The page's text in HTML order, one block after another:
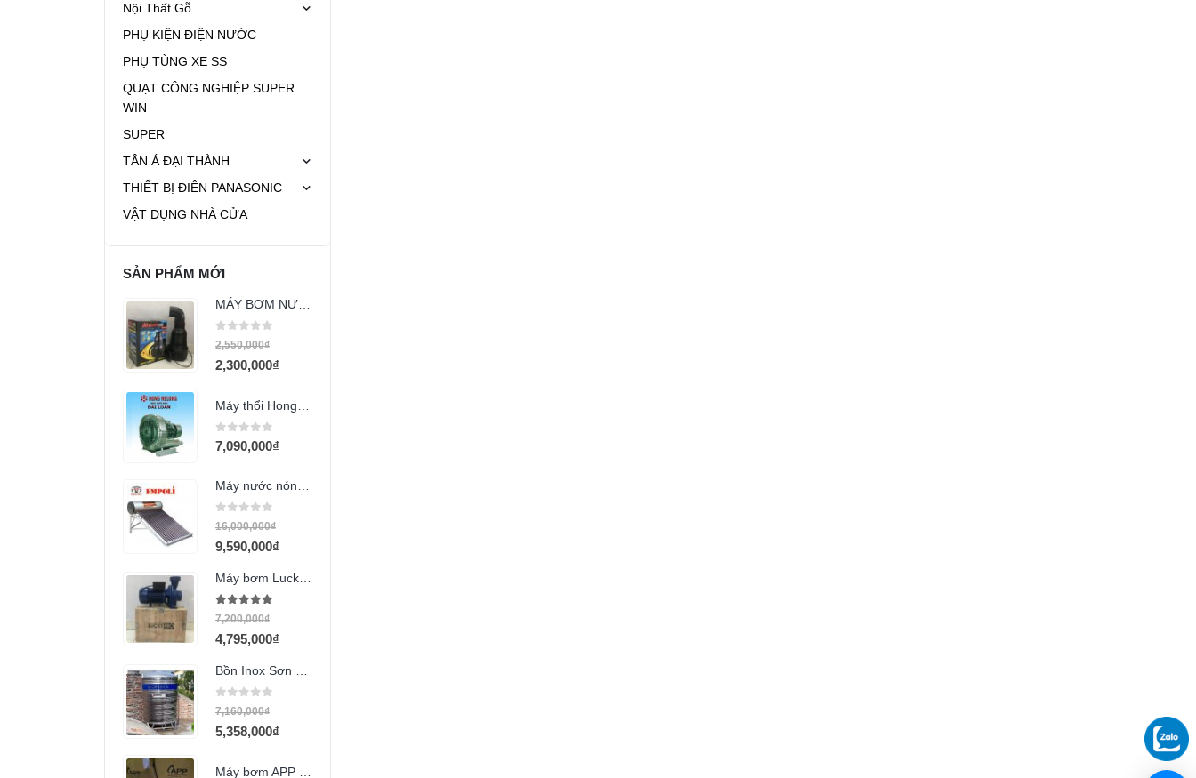
Nội Thất Gỗ
PHỤ KIỆN ĐIỆN NƯỚC
PHỤ TÙNG XE SS
QUẠT CÔNG NGHIỆP SUPER
WIN
SUPER
TÂN Á ĐẠI THÀNH
THIẾT BỊ ĐIÊN PANASONIC
VẬT DỤNG NHÀ CỬA
SẢN PHẨM MỚI
MÁY BƠM NƯỚC ATMAN HAS-25 (150w)
0 out of 5
2,550,000₫
2,300,000₫
0out of 5
7,090,000₫
Máy nước nóng mặt trời Empoli 260l PVDF
0 out of 5
16,000,000₫
9,590,000₫
Máy bơm Lucky Pro 3HP họng 90 (XGM/6A)
5.00out of 5
7,200,000₫
4,795,000₫
Bồn Inox Sơn Hà 2000L đứng
0 out of 5
7,160,000₫
5,358,000₫